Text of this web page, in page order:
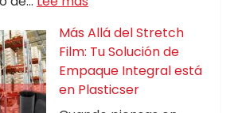
Más Allá del Stretch
Film: Tu Solución de
Empaque Integral está
en Plasticser